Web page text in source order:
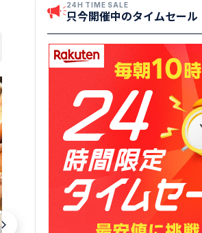
24H TIME SALE
只今開催中のタイムセール